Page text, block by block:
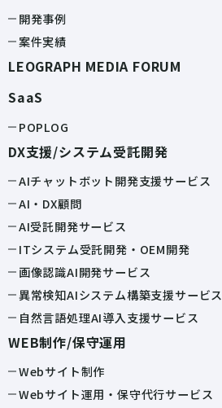
開発事例
案件実績
LEOGRAPH MEDIA FORUM
SaaS
POPLOG
DX支援/システム受託開発
AIチャットボット開発支援サービス
AI・DX顧問
AI受託開発サービス
ITシステム受託開発・OEM開発
画像認識AI開発サービス
異常検知AIシステム構築支援サービス
自然言語処理AI導入支援サービス
WEB制作/保守運用
Webサイト制作
Webサイト運用・保守代行サービス